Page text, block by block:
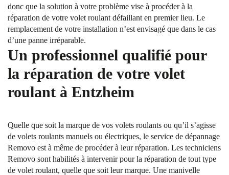
donc que la solution à votre problème vise à procéder à la
réparation de votre volet roulant défaillant en premier lieu. Le
remplacement de votre installation n’est envisagé que dans le cas
d’une panne irréparable.
Un professionnel qualifié pour
la réparation de votre volet
roulant à Entzheim
Quelle que soit la marque de vos volets roulants ou qu’il s’agisse
de volets roulants manuels ou électriques, le service de dépannage
Removo est à même de procéder à leur réparation. Les techniciens
Removo sont habilités à intervenir pour la réparation de tout type
de volet roulant, quelle que soit leur marque. Une manivelle